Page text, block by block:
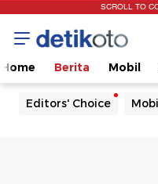
SCROLL TO
Home Berita Mobil
Editors' Choice